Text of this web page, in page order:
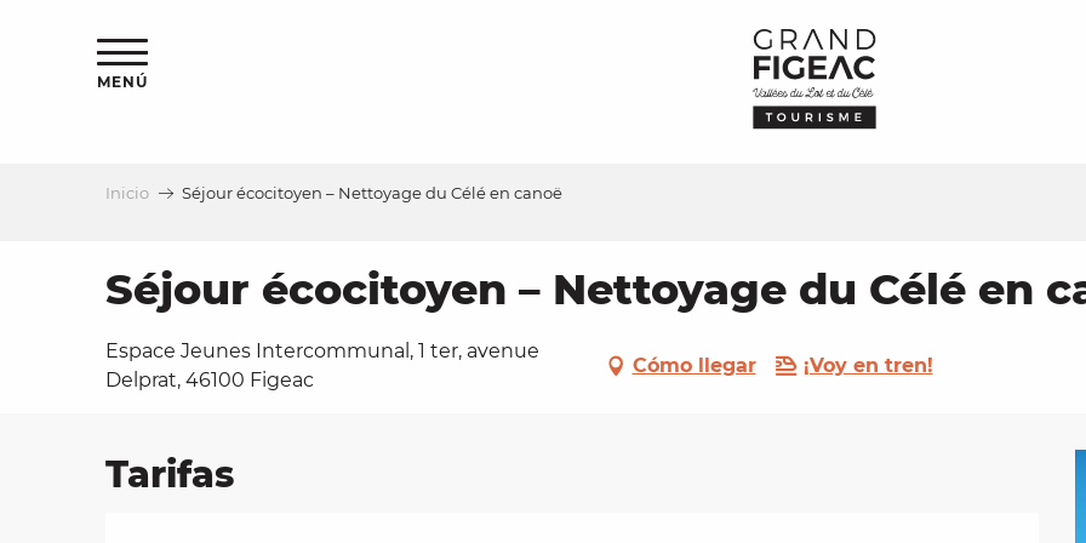
MENÚ
Inicio Séjour écocitoyen – Nettoyage du Célé en canoë
Séjour écocitoyen – Nettoyage du Célé en
Espace Jeunes Intercommunal, 1 ter, avenue
Delprat, 46100 Figeac
Cómo llegar ¡Voy en tren!
Tarifas